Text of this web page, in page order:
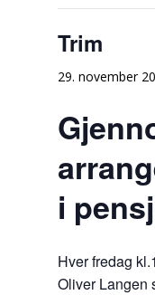
Trim
29. november
i
Hver fredag
Oliver Langen